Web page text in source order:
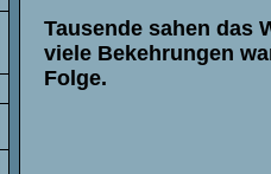
Tausende sahen das
viele Bekehrungen
Folge.